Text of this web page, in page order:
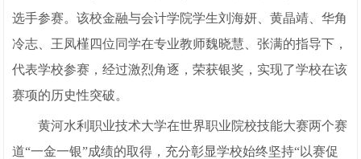
选手参赛。该校金融与会计学院学生刘海妍、黄晶靖、华角
冷志、王凤槿四位同学在专业教师魏晓慧、张满的指导下，
代表学校参赛，经过激烈角逐，荣获银奖，实现了学校在该
赛项的历史性突破。
黄河水利职业技术大学在世界职业院校技能大赛两个赛
道“一金一银”成绩的取得，充分彰显学校始终坚持“以赛促